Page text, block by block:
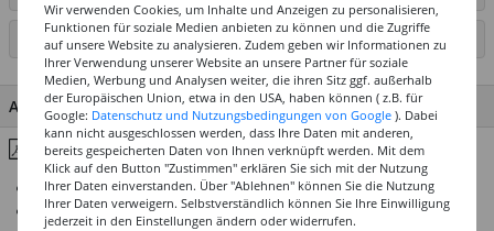
SEITE DRUCKEN
ARTIKEL MERKMALE & DETAILS
Inhaltsstoffe & Hinweise
Für Hand- und Maschinenfärbung
Ideal für Dip Dye, Tie Dye, Shibori und andere
Wir verwenden Cookies, um Inhalte und Anzeigen zu personalisieren,
Funktionen für soziale Medien anbieten zu können und die Zugriffe
auf unsere Website zu analysieren. Zudem geben wir Informationen zu
Ihrer Verwendung unserer Website an unsere Partner für soziale
Medien, Werbung und Analysen weiter, die ihren Sitz ggf. außerhalb
der Europäischen Union, etwa in den USA, haben können ( z.B. für
Google: Datenschutz und Nutzungsbedingungen von Google ). Dabei
kann nicht ausgeschlossen werden, dass Ihre Daten mit anderen,
bereits gespeicherten Daten von Ihnen verknüpft werden. Mit dem
Klick auf den Button "Zustimmen" erklären Sie sich mit der Nutzung
Ihrer Daten einverstanden. Über "Ablehnen" können Sie die Nutzung
Ihrer Daten verweigern. Selbstverständlich können Sie Ihre Einwilligung
jederzeit in den Einstellungen ändern oder widerrufen.